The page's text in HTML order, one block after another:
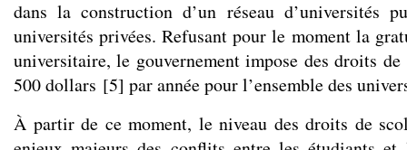
dans la construction d’un réseau d’universités
universités privées. Refusant pour le moment la
universitaire, le gouvernement impose des droits
500 dollars [5] par année pour l’ensemble des
À partir de ce moment, le niveau des droits de